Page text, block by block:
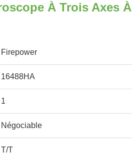
À Trois Axes À
Firepower
16488HA
1
Négociable
T/T